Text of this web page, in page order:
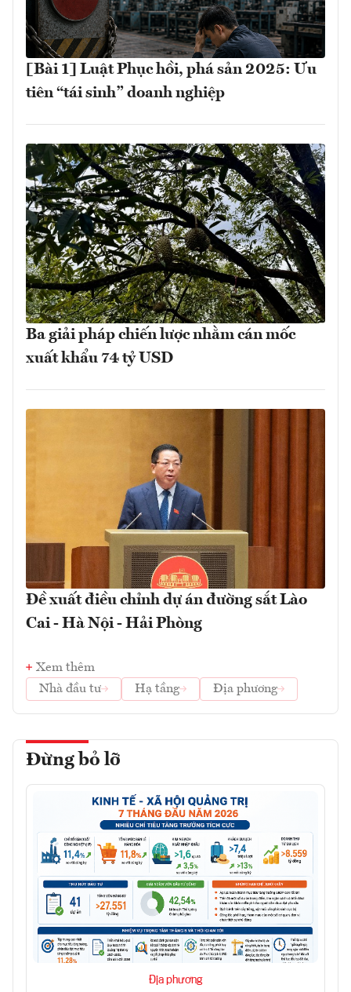
[Bài 1] Luật Phục hồi, phá sản 2025: Ưu
tiên “tái sinh” doanh nghiệp
Ba giải pháp chiến lược nhằm cán mốc
xuất khẩu 74 tỷ USD
Đề xuất điều chỉnh dự án đường sắt Lào
Cai - Hà Nội - Hải Phòng
Xem thêm
Nhà đầu tư
Hạ tầng Địa phương
Đừng bỏ lỡ
Địa phương